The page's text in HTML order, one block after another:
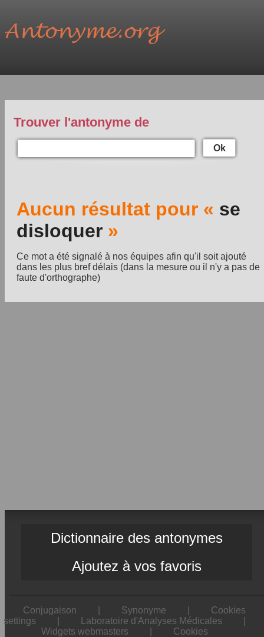
Trouver l'antonyme de
Ok
Aucun résultat pour « se
disloquer »
Ce mot a été signalé à nos équipes afin qu'il soit ajouté
dans les plus bref délais (dans la mesure ou il n'y a pas de
faute d'orthographe)
Dictionnaire des antonymes
Ajoutez à vos favoris
Conjugaison Synonyme
Cookies
settings
Laboratoire d'Analyses Médicales
Widgets webmasters
Cookies